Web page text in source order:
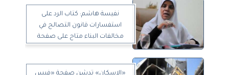
نفيسة هاشم: كتاب الرد على
استفسارات قانون التصالح في
مخالفات البناء متاح على صفحة
«الإسكان» تدشن صفحة «فيس